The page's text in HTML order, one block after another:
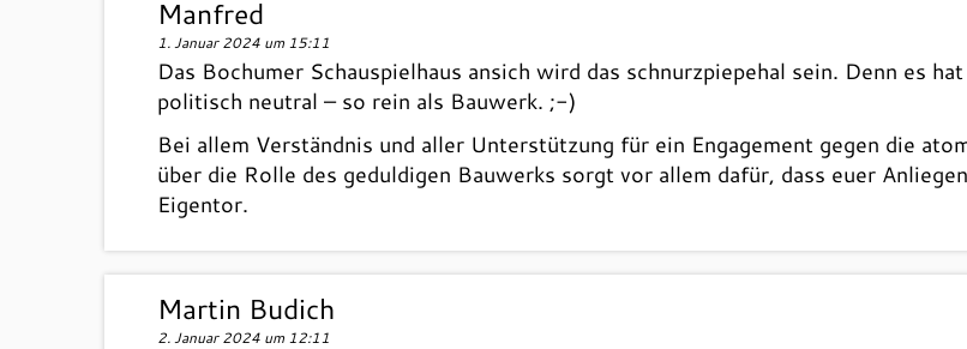
Manfred
1. Januar 2024 um 15:11
Das Bochumer Schauspielhaus ansich wird das schnurzpiepehal sein. Denn es
politisch neutral – so rein als Bauwerk. ;-)
Bei allem Verständnis und aller Unterstützung für ein Engagement gegen die
über die Rolle des geduldigen Bauwerks sorgt vor allem dafür, dass euer
Eigentor.
Martin Budich
2. Januar 2024 um 12:11